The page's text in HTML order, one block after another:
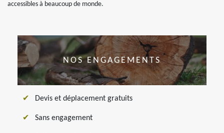
accessibles à beaucoup de monde.
NOS ENGAGEMENTS
Devis et déplacement gratuits
Sans engagement